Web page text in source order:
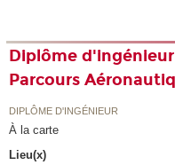
Diplôme
Parcours
DIPLÔME D'INGÉNIEUR
À la carte
Lieu(x)